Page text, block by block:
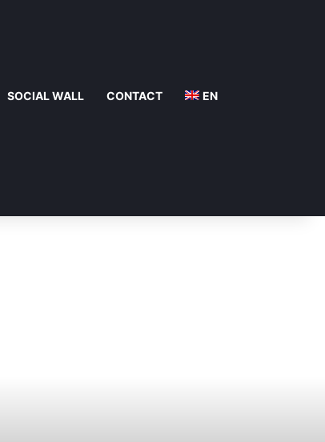
SOCIAL WALL CONTACT EN